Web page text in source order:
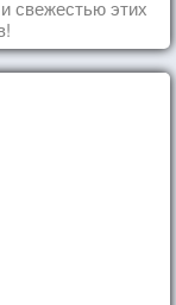
свежестью этих